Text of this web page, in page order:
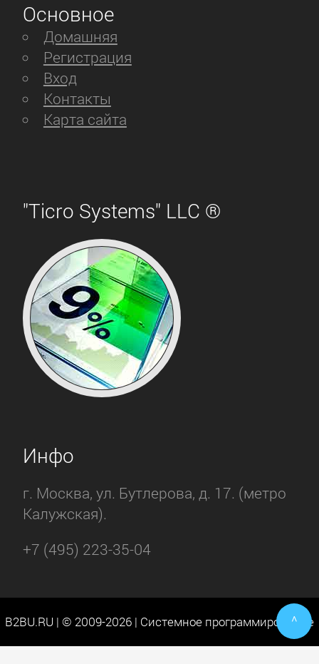
Основное
Домашняя
Регистрация
Вход
Контакты
Карта сайта
"Ticro Systems" LLC ®
Инфо
г. Москва, ул. Бутлерова, д. 17. (метро
Калужская).
+7 (495) 223-35-04
B2BU.RU | © 2009-2026 | Системное программирование
^